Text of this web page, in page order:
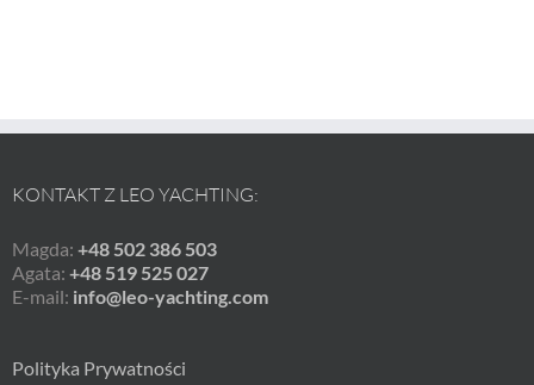
KONTAKT Z LEO YACHTING:
Magda: +48 502 386 503
Agata: +48 519 525 027
E-mail: info@leo-yachting.com
Polityka Prywatności